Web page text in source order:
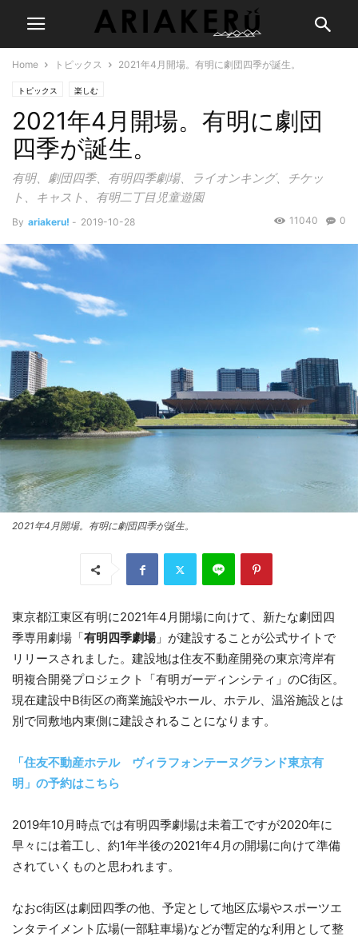
Home トピックス 2021年4月開場。有明に劇団四季が誕生。
トピックス 楽しむ
2021年4月開場。有明に劇団
四季が誕生。
有明、劇団四季、有明四季劇場、ライオンキング、チケッ
ト、キャスト、有明二丁目児童遊園
By ariakeru! - 2019-10-28 0
11040
2021年4月開場。有明に劇団四季が誕生。
東京都江東区有明に2021年4月開場に向けて、新たな劇団四
季専用劇場「有明四季劇場」が建設することが公式サイトで
リリースされました。建設地は住友不動産開発の東京湾岸有
明複合開発プロジェクト「有明ガーディンシティ」のC街区。
現在建設中B街区の商業施設やホール、ホテル、温浴施設とは
別で同敷地内東側に建設されることになります。
「住友不動産ホテル ヴィラフォンテーヌグランド東京有
明」の予約はこちら
2019年10月時点では有明四季劇場は未着工ですが2020年に
早々には着工し、約1年半後の2021年4月の開場に向けて準備
されていくものと思われます。
なおc街区は劇団四季の他、予定として地区広場やスポーツエ
ンタテイメント広場(一部駐車場)などが暫定的な利用として整